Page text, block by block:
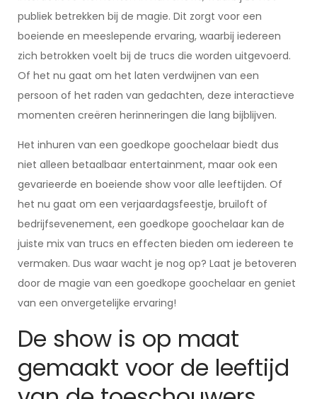
publiek betrekken bij de magie. Dit zorgt voor een
boeiende en meeslepende ervaring, waarbij iedereen
zich betrokken voelt bij de trucs die worden uitgevoerd.
Of het nu gaat om het laten verdwijnen van een
persoon of het raden van gedachten, deze interactieve
momenten creëren herinneringen die lang bijblijven.
Het inhuren van een goedkope goochelaar biedt dus
niet alleen betaalbaar entertainment, maar ook een
gevarieerde en boeiende show voor alle leeftijden. Of
het nu gaat om een verjaardagsfeestje, bruiloft of
bedrijfsevenement, een goedkope goochelaar kan de
juiste mix van trucs en effecten bieden om iedereen te
vermaken. Dus waar wacht je nog op? Laat je betoveren
door de magie van een goedkope goochelaar en geniet
van een onvergetelijke ervaring!
De show is op maat
gemaakt voor de leeftijd